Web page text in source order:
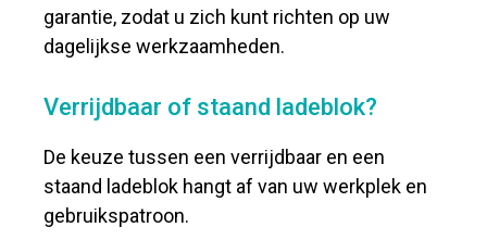
garantie, zodat u zich kunt richten op uw
dagelijkse werkzaamheden.
Verrijdbaar of staand ladeblok?
De keuze tussen een verrijdbaar en een
staand ladeblok hangt af van uw werkplek en
gebruikspatroon.